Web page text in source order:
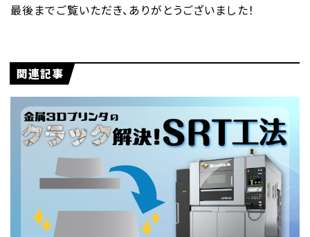
最後までご覧いただき、ありがとうございました！
関連記事